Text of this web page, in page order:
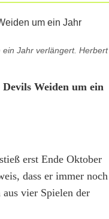
Jahr verlängert. Herbert
Weiden um ein
erst Ende Oktober
dass er immer noch
vier Spielen der